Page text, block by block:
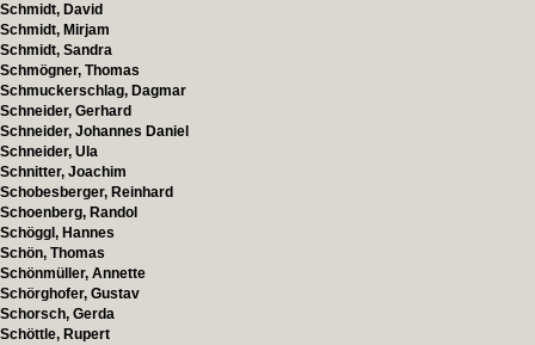
Schmidt, David
Schmidt, Mirjam
Schmidt, Sandra
Schmögner, Thomas
Schmuckerschlag, Dagmar
Schneider, Gerhard
Schneider, Johannes Daniel
Schneider, Ula
Schnitter, Joachim
Schobesberger, Reinhard
Schoenberg, Randol
Schöggl, Hannes
Schön, Thomas
Schönmüller, Annette
Schörghofer, Gustav
Schorsch, Gerda
Schöttle, Rupert